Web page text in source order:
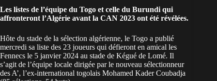
Les listes de l’équipe du Togo et celle du Burundi qui
affronteront l’Algérie avant la CAN 2023 ont été révélées.
Hôte du stade de la sélection algérienne, le Togo a publié
mercredi sa liste des 23 joueurs qui défieront en amical les
Fennecs le 5 janvier 2024 au stade de Kégué de Lomé. Il
s’agit de l’équipe locale dirigée par le nouveau sélectionneur
des A’, l’ex-international togolais Mohamed Kader Coubadja